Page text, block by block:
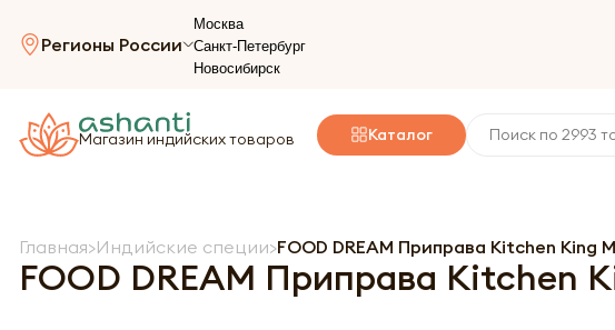
Регионы России
Москва
Санкт-Петербург
Новосибирск
Магазин индийских товаров Каталог
Главная Индийские специи FOOD DREAM Приправа Kitchen King
FOOD DREAM Приправа Kitchen